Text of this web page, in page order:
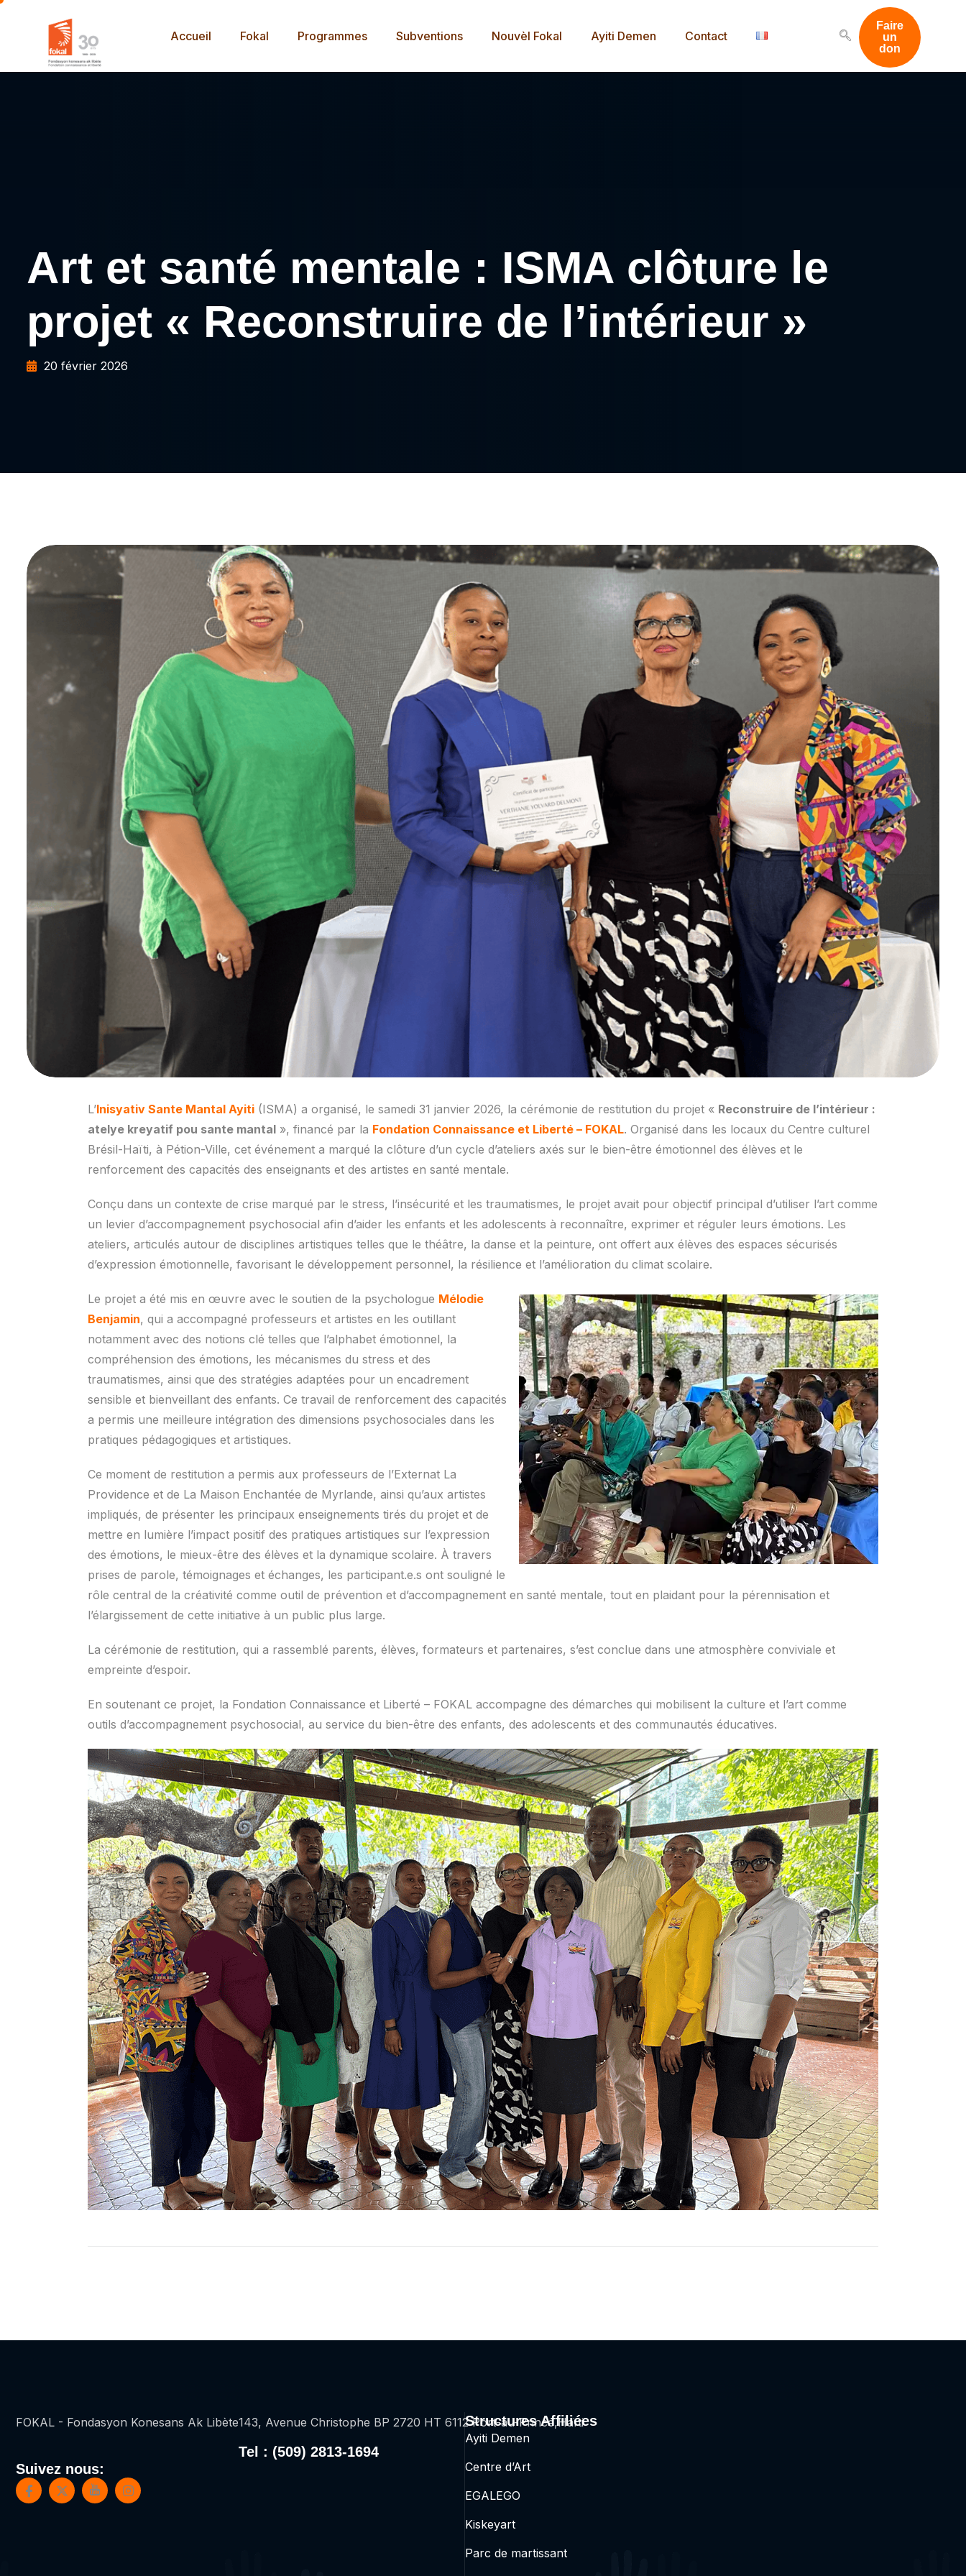
Accueil Fokal Programmes Subventions Nouvèl Fokal Ayiti Demen Contact
Faire
un
don
Art et santé mentale : ISMA clôture le
projet « Reconstruire de l’intérieur »
20 février 2026
L’Inisyativ Sante Mantal Ayiti (ISMA) a organisé, le samedi 31 janvier 2026, la cérémonie de restitution du projet « Reconstruire de l’intérieur :
atelye kreyatif pou sante mantal », financé par la Fondation Connaissance et Liberté – FOKAL. Organisé dans les locaux du Centre culturel
Brésil-Haïti, à Pétion-Ville, cet événement a marqué la clôture d’un cycle d’ateliers axés sur le bien-être émotionnel des élèves et le
renforcement des capacités des enseignants et des artistes en santé mentale.
Conçu dans un contexte de crise marqué par le stress, l’insécurité et les traumatismes, le projet avait pour objectif principal d’utiliser l’art comme
un levier d’accompagnement psychosocial afin d’aider les enfants et les adolescents à reconnaître, exprimer et réguler leurs émotions. Les
ateliers, articulés autour de disciplines artistiques telles que le théâtre, la danse et la peinture, ont offert aux élèves des espaces sécurisés
d’expression émotionnelle, favorisant le développement personnel, la résilience et l’amélioration du climat scolaire.
Le projet a été mis en œuvre avec le soutien de la psychologue Mélodie
Benjamin, qui a accompagné professeurs et artistes en les outillant
notamment avec des notions clé telles que l’alphabet émotionnel, la
compréhension des émotions, les mécanismes du stress et des
traumatismes, ainsi que des stratégies adaptées pour un encadrement
sensible et bienveillant des enfants. Ce travail de renforcement des capacités
a permis une meilleure intégration des dimensions psychosociales dans les
pratiques pédagogiques et artistiques.
Ce moment de restitution a permis aux professeurs de l’Externat La
Providence et de La Maison Enchantée de Myrlande, ainsi qu’aux artistes
impliqués, de présenter les principaux enseignements tirés du projet et de
mettre en lumière l’impact positif des pratiques artistiques sur l’expression
des émotions, le mieux-être des élèves et la dynamique scolaire. À travers
prises de parole, témoignages et échanges, les participant.e.s ont souligné le
rôle central de la créativité comme outil de prévention et d’accompagnement en santé mentale, tout en plaidant pour la pérennisation et
l’élargissement de cette initiative à un public plus large.
La cérémonie de restitution, qui a rassemblé parents, élèves, formateurs et partenaires, s’est conclue dans une atmosphère conviviale et
empreinte d’espoir.
En soutenant ce projet, la Fondation Connaissance et Liberté – FOKAL accompagne des démarches qui mobilisent la culture et l’art comme
outils d’accompagnement psychosocial, au service du bien-être des enfants, des adolescents et des communautés éducatives.
FOKAL - Fondasyon Konesans Ak Libète143, Avenue Christophe BP 2720 HT 6112 Port-au-Prince,Haïti
Tel : (509) 2813-1694
Suivez nous:
Structures Affiliées
Ayiti Demen
Centre d’Art
EGALEGO
Kiskeyart
Parc de martissant